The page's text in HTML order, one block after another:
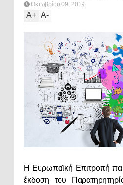
What's hot?
Οκτωβρίου 09, 2019
A+ A-
Η Ευρωπαϊκή Επιτροπή
έκδοση του